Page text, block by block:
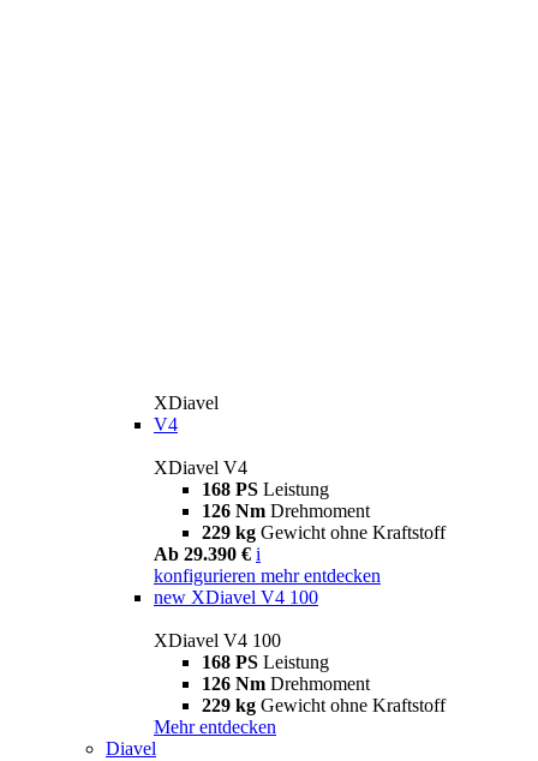
XDiavel
V4
XDiavel V4
168 PS Leistung
126 Nm Drehmoment
229 kg Gewicht ohne Kraftstoff
Ab 29.390 € i
konfigurieren mehr entdecken
new XDiavel V4 100
XDiavel V4 100
168 PS Leistung
126 Nm Drehmoment
229 kg Gewicht ohne Kraftstoff
Mehr entdecken
Diavel